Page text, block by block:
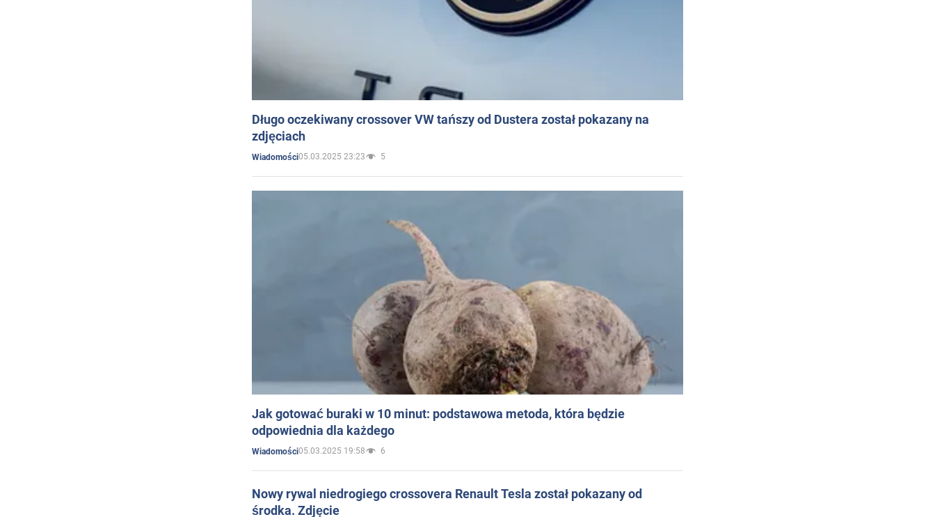
Długo oczekiwany crossover VW tańszy od Dustera został pokazany na
zdjęciach
Wiadomości05.03.2025 23:23 5
Jak gotować buraki w 10 minut: podstawowa metoda, która będzie
odpowiednia dla każdego
Wiadomości05.03.2025 19:58 6
Nowy rywal niedrogiego crossovera Renault Tesla został pokazany od
środka. Zdjęcie